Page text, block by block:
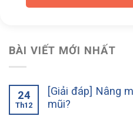
BÀI VIẾT MỚI NHẤT
24
Th12
[Giải đáp] Nâng
mũi?